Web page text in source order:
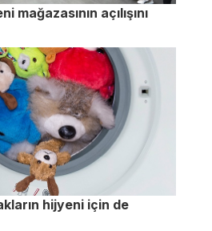
mağazasının açılışını
hijyeni için de